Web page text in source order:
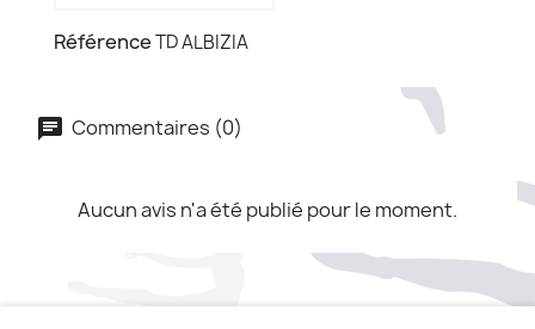
RéférenceTD ALBIZIA
Commentaires (0)
Aucun avis n'a été publié pour le moment.